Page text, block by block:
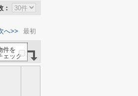
：
へ>> 最初
件を
ェック